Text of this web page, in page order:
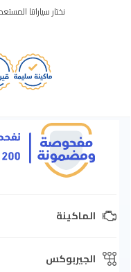
نختار سياراتنا
الماكينة
الجيربوكس